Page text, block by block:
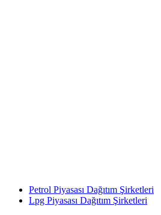
Petrol Piyasası Dağıtım Şirketleri
Lpg Piyasası Dağıtım Şirketleri